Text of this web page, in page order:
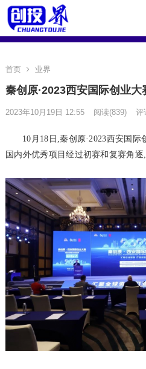
首页 业界
秦创原·2023西安国际创业大
2023年10月19日 12:55 阅读(839) 评
10月18日,秦创原·2023西安国
国内外优秀项目经过初赛和复赛角逐